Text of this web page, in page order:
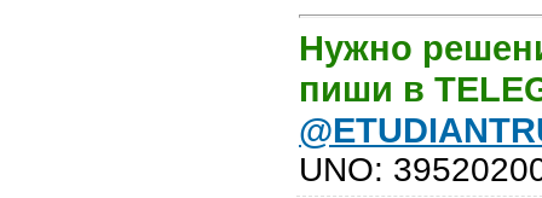
Нужно
пиши в
UNO: